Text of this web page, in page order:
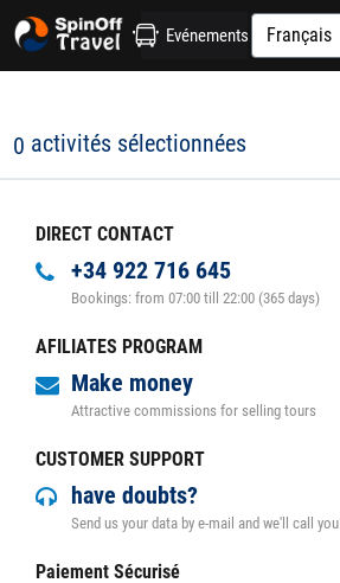
Evénements Français
0 activités sélectionnées
DIRECT CONTACT
+34 922 716 645
Bookings: from 07:00 till 22:00 (365 days)
AFILIATES PROGRAM
Make money
Attractive commissions for selling tours
CUSTOMER SUPPORT
have doubts?
Send us your data by e-mail and we'll call you
Paiement Sécurisé